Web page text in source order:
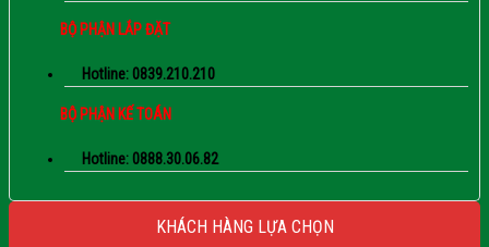
BỘ PHẬN LẮP ĐẶT
Hotline: 0839.210.210
BỘ PHẬN KẾ TOÁN
Hotline: 0888.30.06.82
KHÁCH HÀNG LỰA CHỌN